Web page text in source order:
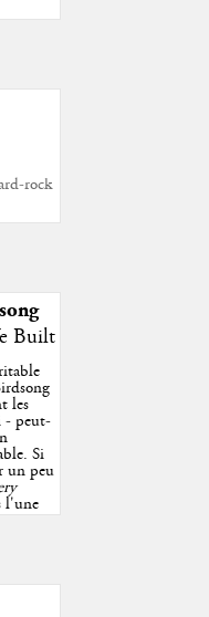
rock
Built
les
- peut-
Si
un peu
l'une
par